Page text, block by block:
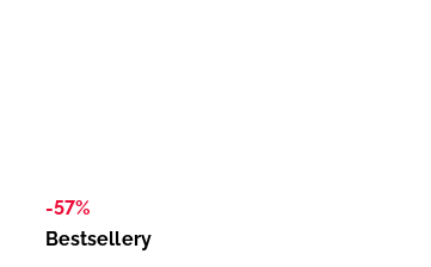
-57%
Bestsellery